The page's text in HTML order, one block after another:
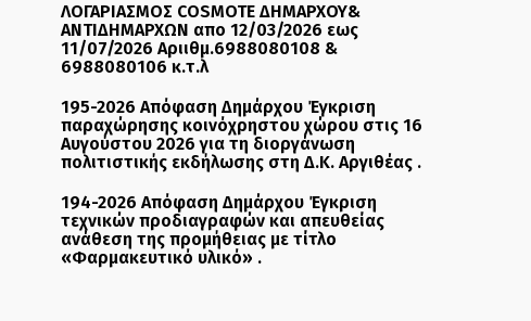
ΛΟΓΑΡΙΑΣΜΟΣ COSMOTE ΔΗΜΑΡΧΟΥ&
ΑΝΤΙΔΗΜΑΡΧΩΝ απο 12/03/2026 εως
11/07/2026 Αριιθμ.6988080108 &
6988080106 κ.τ.λ
195-2026 Απόφαση Δημάρχου Έγκριση
παραχώρησης κοινόχρηστου χώρου στις 16
Αυγούστου 2026 για τη διοργάνωση
πολιτιστικής εκδήλωσης στη Δ.Κ. Αργιθέας .
194-2026 Απόφαση Δημάρχου Έγκριση
τεχνικών προδιαγραφών και απευθείας
ανάθεση της προμήθειας με τίτλο
«Φαρμακευτικό υλικό» .